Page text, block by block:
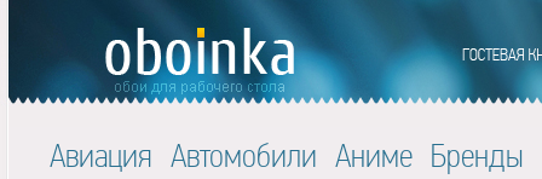
Авиация Автомобили Аниме Бренды